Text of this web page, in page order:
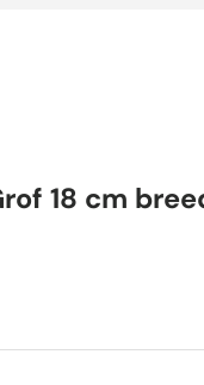
18 cm
prijs